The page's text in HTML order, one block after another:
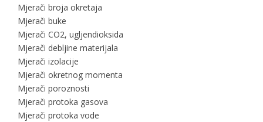
Mjerači broja okretaja
Mjerači buke
Mjerači CO2, ugljendioksida
Mjerači debljine materijala
Mjerači izolacije
Mjerači okretnog momenta
Mjerači poroznosti
Mjerači protoka gasova
Mjerači protoka vode